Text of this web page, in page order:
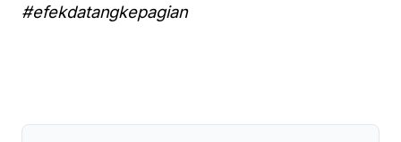
#efekdatangkepagian